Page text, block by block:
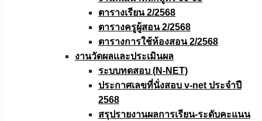
ตารางเรียน 2/2568
ตารางครูผู้สอน 2/2568
ตารางการใช้ห้องสอน 2/2568
งานวัดผลเเละประเมินผล
ระบบทดสอบ (N-NET)
ประกาศเลขที่นั่งสอบ v-net ประจำปี
2568
สรุปรายงานผลการเรียน-ระดับคะแนน